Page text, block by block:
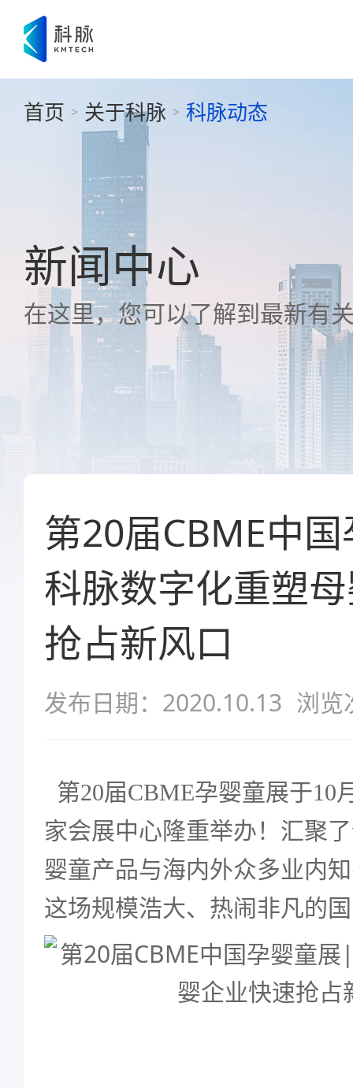
首页 > 关于科脉 > 科脉动态
新闻中心
在这里，您可以了解到最新有
第20届CBME中
科脉数字化重塑
抢占新风口
发布日期：2020.10.13 浏览
第20届CBME孕婴童展于10
家会展中心隆重举办！汇聚
婴童产品与海内外众多业内
这场规模浩大、热闹非凡的